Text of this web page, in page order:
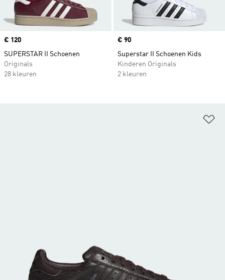
Price
€ 120
SUPERSTAR II Schoenen
Originals
28 kleuren
Price
€ 90
Superstar II Schoenen Kids
Kinderen Originals
2 kleuren